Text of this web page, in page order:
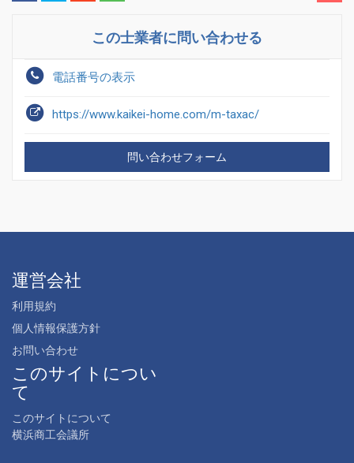
この士業者に問い合わせる
電話番号の表示
https://www.kaikei-home.com/m-taxac/
問い合わせフォーム
運営会社
利用規約
個人情報保護方針
お問い合わせ
このサイトについ
て
このサイトについて
横浜商工会議所